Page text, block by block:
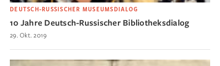
DEUTSCH-RUSSISCHER MUSEUMSDIALOG
10 Jahre Deutsch-Russischer Bibliotheksdialog
29. Okt. 2019